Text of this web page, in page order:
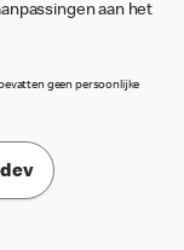
aan het
geen persoonlijke